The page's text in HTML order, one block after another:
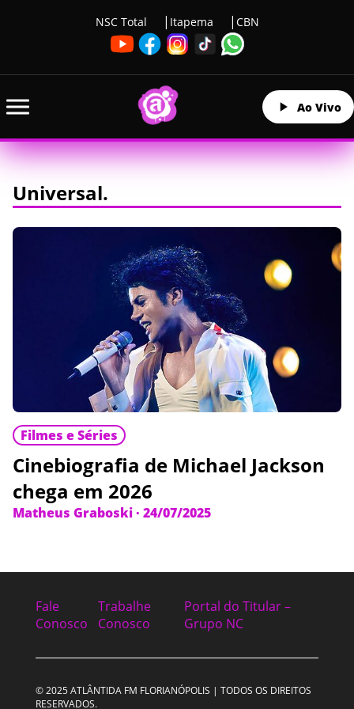
NSC Total Itapema CBN
Ao Vivo
Universal.
Filmes e Séries
Cinebiografia de Michael Jackson
chega em 2026
Matheus Graboski· 24/07/2025
Fale
Conosco
Trabalhe
Conosco
Portal do Titular –
Grupo NC
© 2025 ATLÂNTIDA FM FLORIANÓPOLIS | TODOS OS DIREITOS
RESERVADOS.